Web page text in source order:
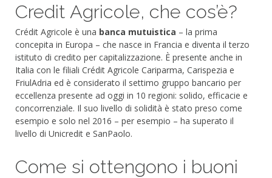
Credit Agricole, che cos’è?
Crédit Agricole è una banca mutuistica – la prima
concepita in Europa – che nasce in Francia e diventa il terzo
istituto di credito per capitalizzazione. È presente anche in
Italia con le filiali Crédit Agricole Cariparma, Carispezia e
FriulAdria ed è considerato il settimo gruppo bancario per
eccellenza presente ad oggi in 10 regioni: solido, efficacie e
concorrenziale. Il suo livello di solidità è stato preso come
esempio e solo nel 2016 – per esempio – ha superato il
livello di Unicredit e SanPaolo.
Come si ottengono i buoni